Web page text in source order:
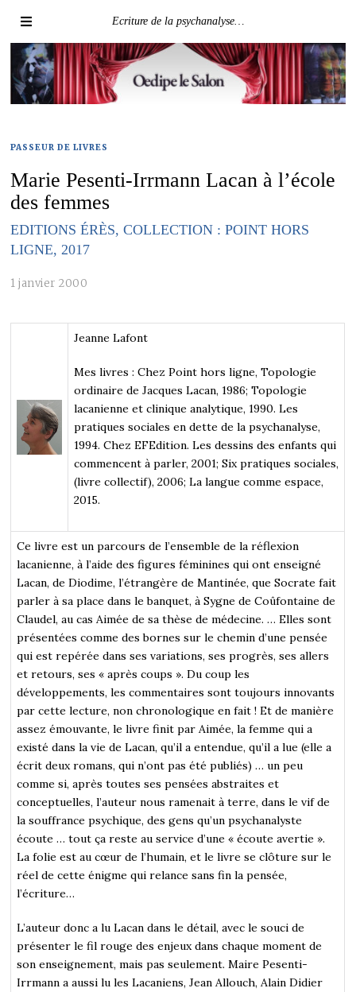
Ecriture de la psychanalyse…
PASSEUR DE LIVRES
Marie Pesenti-Irrmann Lacan à l’école
des femmes
EDITIONS ÉRÈS, COLLECTION : POINT HORS
LIGNE, 2017
1 janvier 2000
Jeanne Lafont
Mes livres : Chez Point hors ligne, Topologie
ordinaire de Jacques Lacan, 1986; Topologie
lacanienne et clinique analytique, 1990. Les
pratiques sociales en dette de la psychanalyse,
1994. Chez EFEdition. Les dessins des enfants qui
commencent à parler, 2001; Six pratiques sociales,
(livre collectif), 2006; La langue comme espace,
2015.
Ce livre est un parcours de l’ensemble de la réflexion
lacanienne, à l’aide des figures féminines qui ont enseigné
Lacan, de Diodime, l’étrangère de Mantinée, que Socrate fait
parler à sa place dans le banquet, à Sygne de Coûfontaine de
Claudel, au cas Aimée de sa thèse de médecine. … Elles sont
présentées comme des bornes sur le chemin d’une pensée
qui est repérée dans ses variations, ses progrès, ses allers
et retours, ses « après coups ». Du coup les
développements, les commentaires sont toujours innovants
par cette lecture, non chronologique en fait ! Et de manière
assez émouvante, le livre finit par Aimée, la femme qui a
existé dans la vie de Lacan, qu’il a entendue, qu’il a lue (elle a
écrit deux romans, qui n’ont pas été publiés) … un peu
comme si, après toutes ses pensées abstraites et
conceptuelles, l’auteur nous ramenait à terre, dans le vif de
la souffrance psychique, des gens qu’un psychanalyste
écoute … tout ça reste au service d’une « écoute avertie ».
La folie est au cœur de l’humain, et le livre se clôture sur le
réel de cette énigme qui relance sans fin la pensée,
l’écriture…
L’auteur donc a lu Lacan dans le détail, avec le souci de
présenter le fil rouge des enjeux dans chaque moment de
son enseignement, mais pas seulement. Maire Pesenti-
Irrmann a aussi lu les Lacaniens, Jean Allouch, Alain Didier